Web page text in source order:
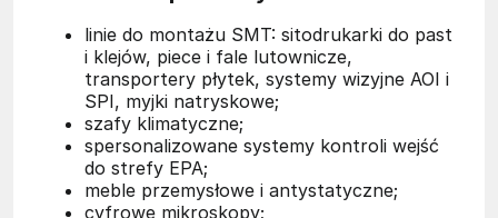
linie do montażu SMT: sitodrukarki do past
i klejów, piece i fale lutownicze,
transportery płytek, systemy wizyjne AOI i
SPI, myjki natryskowe;
szafy klimatyczne;
spersonalizowane systemy kontroli wejść
do strefy EPA;
meble przemysłowe i antystatyczne;
cyfrowe mikroskopy;